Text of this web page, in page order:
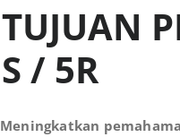
TUJUAN
S / 5R
Meningkatkan